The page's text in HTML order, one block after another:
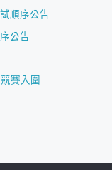
順序公告
公告
賽入圍